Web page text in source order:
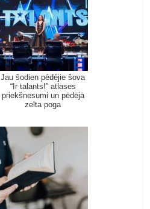
Jau šodien pēdējie šova
“Ir talants!” atlases
priekšnesumi un pēdējā
zelta poga